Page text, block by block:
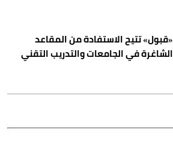
«قبول» تتيح الاستفادة من المقاعد
الشاغرة في الجامعات والتدريب التقني